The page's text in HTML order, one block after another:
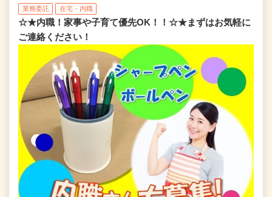
業務委託 在宅・内職
☆★内職！家事や子育て優先OK！！☆★まずはお気軽に
ご連絡ください！